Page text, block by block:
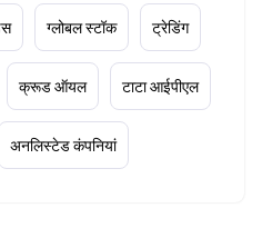
ग्लोबल स्टॉक ट्रेडिंग
क्रूड ऑयल टाटा आईपीएल
अनलिस्टेड कंपनियां